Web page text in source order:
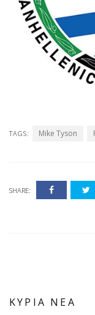
TAGS: Mike Tyson
SHARE:
ΚΥΡΙΑ ΝΕΑ